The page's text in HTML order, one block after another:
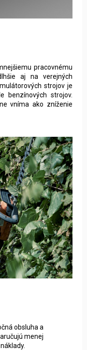
pracovnému
aj na verejných
strojov je
strojov.
vníma ako zníženie
obsluha a
menej